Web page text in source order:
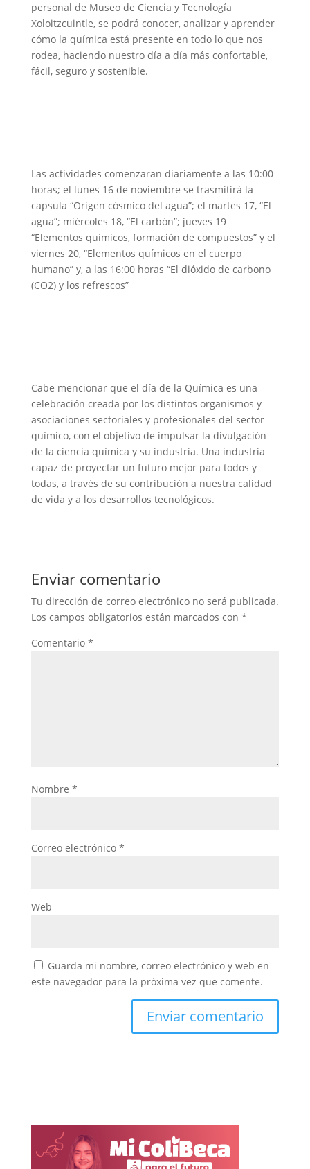
personal de Museo de Ciencia y Tecnología
Xoloitzcuintle, se podrá conocer, analizar y aprender
cómo la química está presente en todo lo que nos
rodea, haciendo nuestro día a día más confortable,
fácil, seguro y sostenible.
Las actividades comenzaran diariamente a las 10:00
horas; el lunes 16 de noviembre se trasmitirá la
capsula “Origen cósmico del agua”; el martes 17, “El
agua”; miércoles 18, “El carbón”; jueves 19
“Elementos químicos, formación de compuestos” y el
viernes 20, “Elementos químicos en el cuerpo
humano” y, a las 16:00 horas “El dióxido de carbono
(CO2) y los refrescos”
Cabe mencionar que el día de la Química es una
celebración creada por los distintos organismos y
asociaciones sectoriales y profesionales del sector
químico, con el objetivo de impulsar la divulgación
de la ciencia química y su industria. Una industria
capaz de proyectar un futuro mejor para todos y
todas, a través de su contribución a nuestra calidad
de vida y a los desarrollos tecnológicos.
Enviar comentario
Tu dirección de correo electrónico no será publicada.
Los campos obligatorios están marcados con *
Comentario *
Nombre *
Correo electrónico *
Web
Guarda mi nombre, correo electrónico y web en
este navegador para la próxima vez que comente.